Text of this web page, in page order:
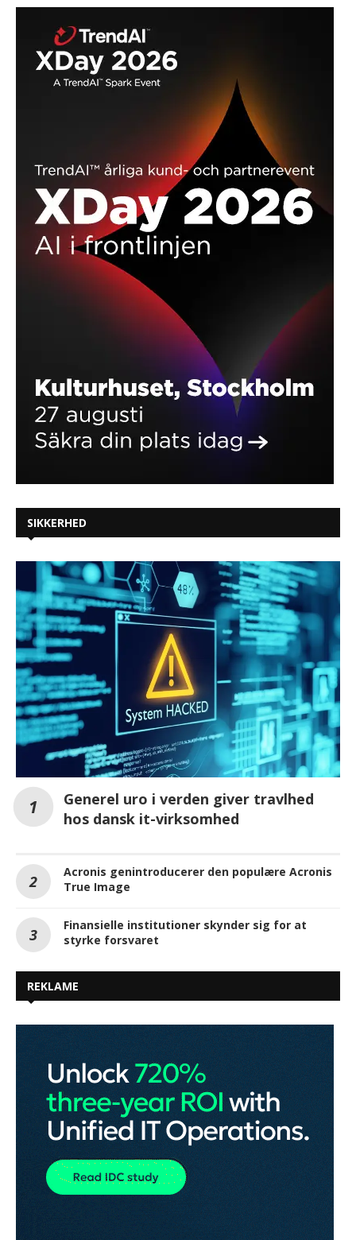
SIKKERHED
Generel uro i verden giver travlhed
hos dansk it-virksomhed
Acronis genintroducerer den populære Acronis
True Image
Finansielle institutioner skynder sig for at
styrke forsvaret
REKLAME